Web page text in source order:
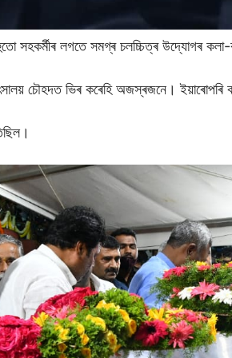
সহকৰ্মীৰ লগতে সমগ্ৰ চলচ্চিত্ৰ উদ্যোগৰ
চৌহদত ভিৰ কৰেহি অজস্ৰজনে। ইয়াৰোপৰি